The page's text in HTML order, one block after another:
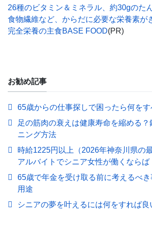
26種のビタミン＆ミネラル、約30gのた
食物繊維など、からだに必要な栄養素が
完全栄養の主食BASE FOOD(PR)
お勧め記事
65歳からの仕事探しで困ったら何をす
足の筋肉の衰えは健康寿命を縮める
ニング方法
時給1225円以上（2026年神奈川県の
アルバイトでシニア女性が働くならば
65歳で年金を受け取る前に考えるべき
用途
シニアの夢を叶えるには何をすれば良